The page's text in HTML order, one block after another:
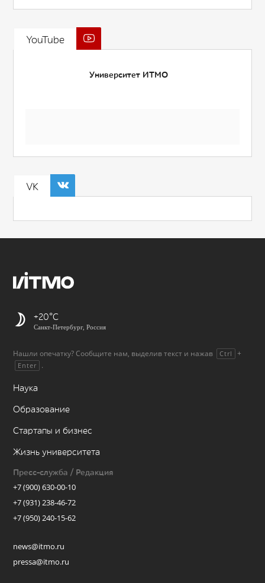
YouTube
Университет ИТМО
VK
+20
Санкт-Петербург, Россия
Нашли опечатку? Сообщите нам, выделив текст и нажав Ctrl +
Enter .
Наука
Образование
Стартапы и бизнес
Жизнь университета
Пресс-служба / Редакция
+7 (900) 630-00-10
+7 (931) 238-46-72
+7 (950) 240-15-62
news@itmo.ru
pressa@itmo.ru